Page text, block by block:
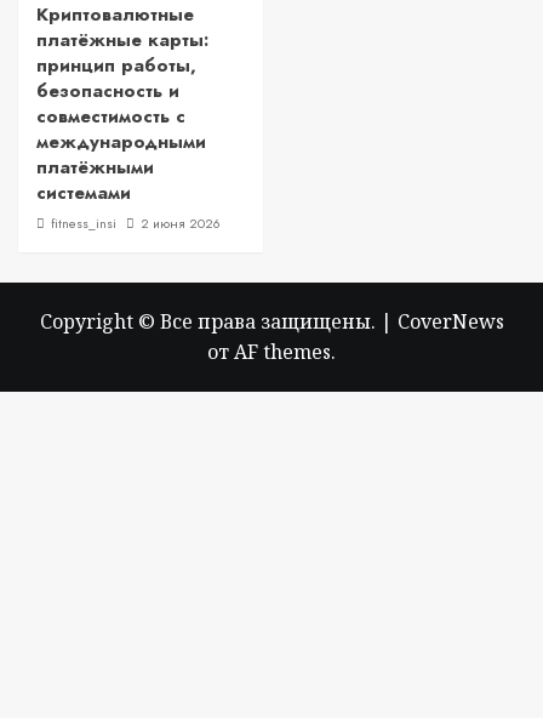
Криптовалютные
платёжные карты:
принцип работы,
безопасность и
совместимость с
международными
платёжными
системами
fitness_insi 2 июня 2026
Copyright © Все права защищены. | CoverNews
от AF themes.